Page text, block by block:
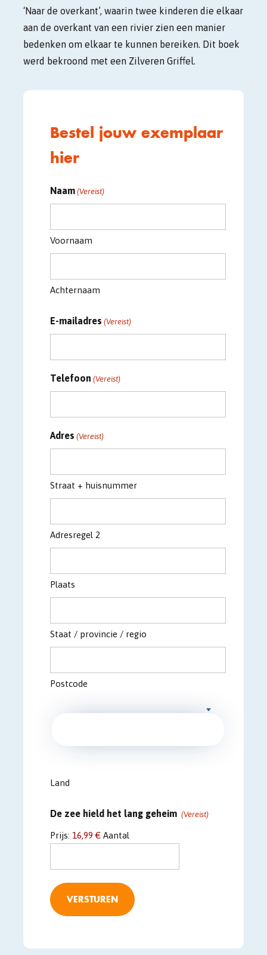
‘Naar de overkant’, waarin twee kinderen die elkaar
aan de overkant van een rivier zien een manier
bedenken om elkaar te kunnen bereiken. Dit boek
werd bekroond met een Zilveren Griffel.
Bestel jouw exemplaar
hier
Naam (Vereist)
Voornaam
Achternaam
E-mailadres (Vereist)
Telefoon (Vereist)
Adres (Vereist)
Straat + huisnummer
Adresregel 2
Plaats
Staat / provincie / regio
Postcode
Land
De zee hield het lang geheim Aantal
(Vereist)
Prijs: 16,99 € Aantal